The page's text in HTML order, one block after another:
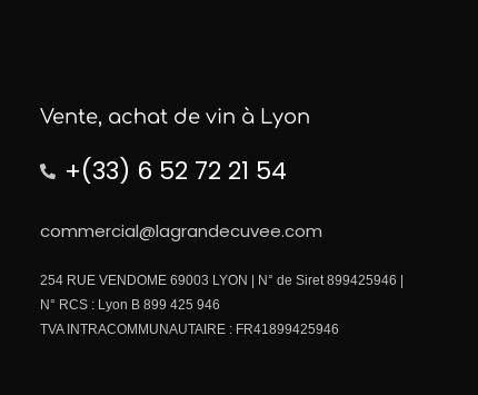
Vente, achat de vin à Lyon
+(33) 6 52 72 21 54
commercial@lagrandecuvee.com
254 RUE VENDOME 69003 LYON | N° de Siret 899425946 |
N° RCS : Lyon B 899 425 946
TVA INTRACOMMUNAUTAIRE : FR41899425946